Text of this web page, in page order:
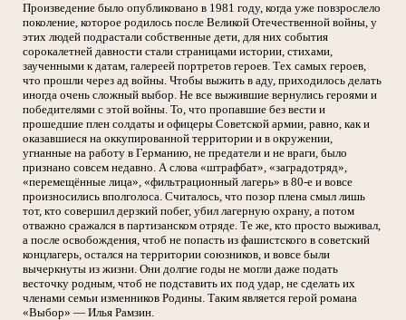
Произведение было опубликовано в 1981 году, когда уже повзрослело
поколение, которое родилось после Великой Отечественной войны, у
этих людей подрастали собственные дети, для них события
сорокалетней давности стали страницами истории, стихами,
заученными к датам, галереей портретов героев. Тех самых героев,
что прошли через ад войны. Чтобы выжить в аду, приходилось делать
иногда очень сложный выбор. Не все выжившие вернулись героями и
победителями с этой войны. То, что пропавшие без вести и
прошедшие плен солдаты и офицеры Советской армии, равно, как и
оказавшиеся на оккупированной территории и в окружении,
угнанные на работу в Германию, не предатели и не враги, было
признано совсем недавно. А слова «штрафбат», «заградотряд»,
«перемещённые лица», «фильтрационный лагерь» в 80-е и вовсе
произносились вполголоса. Считалось, что позор плена смыл лишь
тот, кто совершил дерзкий побег, убил лагерную охрану, а потом
отважно сражался в партизанском отряде. Те же, кто просто выживал,
а после освобождения, чтоб не попасть из фашистского в советский
концлагерь, остался на территории союзников, и вовсе были
вычеркнуты из жизни. Они долгие годы не могли даже подать
весточку родным, чтоб не подставить их под удар, не сделать их
членами семьи изменников Родины. Таким является герой романа
«Выбор» — Илья Рамзин.